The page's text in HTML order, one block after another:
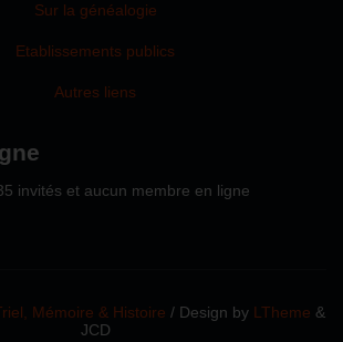
Sur la généalogie
Etablissements publics
Autres liens
invités et aucun membre en ligne
Mémoire & Histoire / Design by LTheme &
JCD